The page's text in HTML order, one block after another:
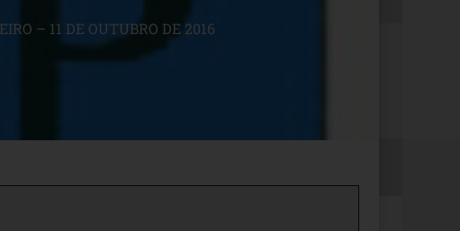
– 11 DE OUTUBRO DE 2016